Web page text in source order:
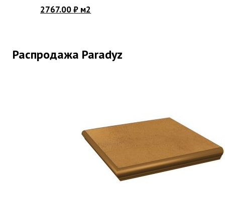
2767.00₽ м2
Распродажа Paradyz